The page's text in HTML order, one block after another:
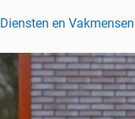
Diensten en Vakmensen